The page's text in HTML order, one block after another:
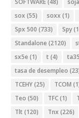
SOFTWARE(48) soja
sox (55) soxx (1)
Spx 500 (733) Spy
Standalone (2120)
sx5e (1) t (4) ta35
tasa de desempleo
TCEHY(25) TCOM
Teo (50) TFC(1)
Tlt (120) Tnx (226)